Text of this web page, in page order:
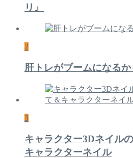
リ』
2
肝トレがブームになるか
3
キャラクター3Dネイル
キャラクターネイル